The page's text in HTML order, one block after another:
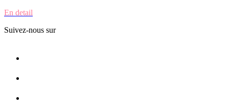
En detail
Suivez-nous sur